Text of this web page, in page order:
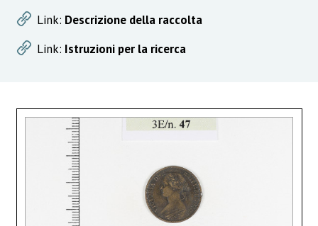
Link: Descrizione della raccolta
Link: Istruzioni per la ricerca